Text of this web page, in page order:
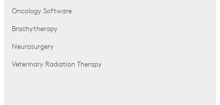
Oncology Software
Brachytherapy
Neurosurgery
Veterinary Radiation Therapy